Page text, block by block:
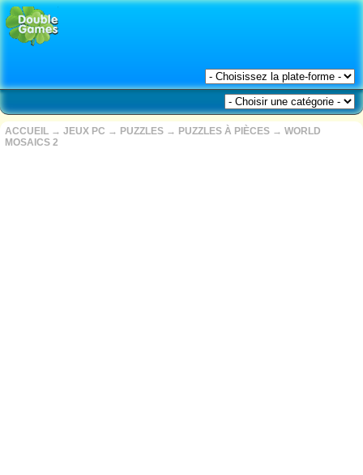
ACCUEIL → JEUX PC → PUZZLES → PUZZLES À PIÈCES → WORLD
MOSAICS 2